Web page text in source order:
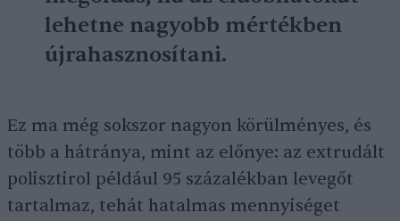
lehetne nagyobb mértékben
újrahasznosítani.
Ez ma még sokszor nagyon körülményes, és
több a hátránya, mint az előnye: az extrudált
polisztirol például 95 százalékban levegőt
tartalmaz, tehát hatalmas mennyiséget